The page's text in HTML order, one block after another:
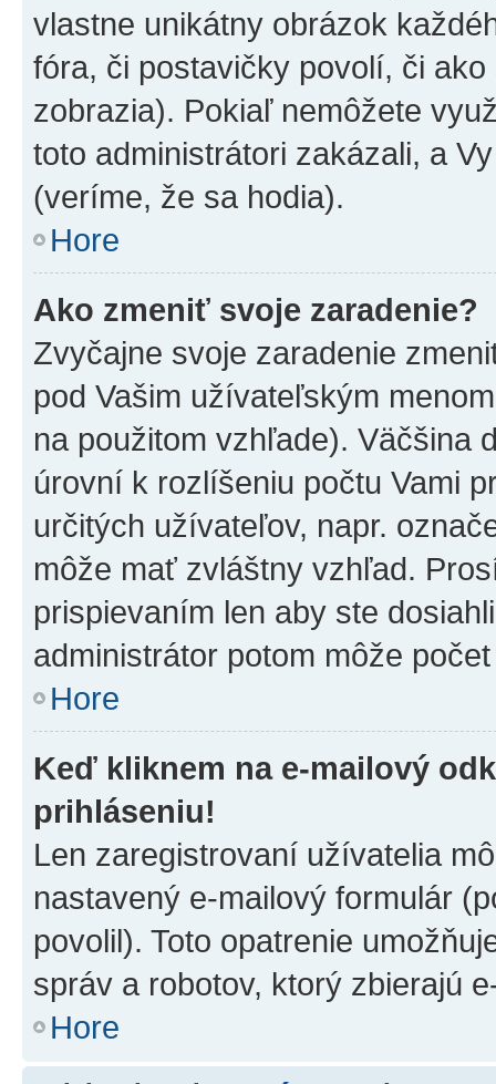
vlastne unikátny obrázok
fóra, či postavičky povolí, či
zobrazia). Pokiaľ nemôžete
toto administrátori zakázali, a
(veríme, že sa hodia).
Hore
Ako zmeniť svoje zaradenie?
Zvyčajne svoje zaradenie
pod Vašim užívateľským
na použitom vzhľade). Väčšina
úrovní k rozlíšeniu počtu Vami
určitých užívateľov, napr.
môže mať zvláštny vzhľad.
prispievaním len aby ste
administrátor potom môže
Hore
Keď kliknem na e-mailový
prihláseniu!
Len zaregistrovaní užívatelia
nastavený e-mailový formulár
povolil). Toto opatrenie
správ a robotov, ktorý zbierajú
Hore